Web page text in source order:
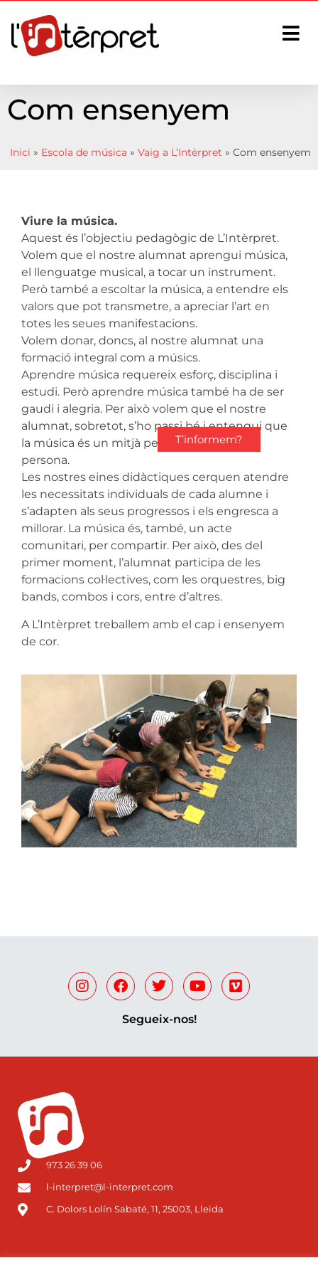
T’informem?
Com ensenyem
Inici » Escola de música » Vaig a L’Intèrpret » Com ensenyem
Viure la música.
Aquest és l’objectiu pedagògic de L’Intèrpret.
Volem que el nostre alumnat aprengui música,
el llenguatge musical, a tocar un instrument.
Però també a escoltar la música, a entendre els
valors que pot transmetre, a apreciar l’art en
totes les seues manifestacions.
Volem donar, doncs, al nostre alumnat una
formació integral com a músics.
Aprendre música requereix esforç, disciplina i
estudi. Però aprendre música també ha de ser
gaudi i alegria. Per això volem que el nostre
alumnat, sobretot, s’ho passi bé i entengui que
la música és un mitjà per esdevenir millor
persona.
Les nostres eines didàctiques cerquen atendre
les necessitats individuals de cada alumne i
s’adapten als seus progressos i els engresca a
millorar. La música és, també, un acte
comunitari, per compartir. Per això, des del
primer moment, l’alumnat participa de les
formacions col·lectives, com les orquestres, big
bands, combos i cors, entre d’altres.
A L’Intèrpret treballem amb el cap i ensenyem
de cor.
Segueix-nos!
973 26 39 06
l-interpret@l-interpret.com
C. Dolors Lolín Sabaté, 11, 25003, Lleida